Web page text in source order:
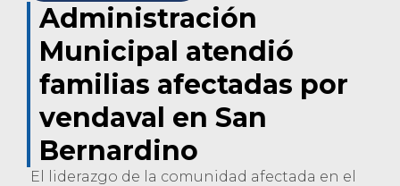
Administración
Municipal atendió
familias afectadas por
vendaval en San
Bernardino
El liderazgo de la comunidad afectada en el